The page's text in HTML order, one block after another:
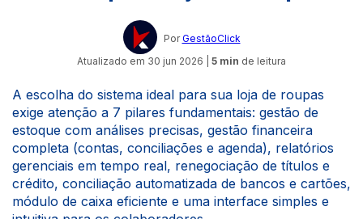
Por GestãoClick
Atualizado em 30 jun 2026 5 min de leitura
A escolha do sistema ideal para sua loja de roupas
exige atenção a 7 pilares fundamentais: gestão de
estoque com análises precisas, gestão financeira
completa (contas, conciliações e agenda), relatórios
gerenciais em tempo real, renegociação de títulos e
crédito, conciliação automatizada de bancos e cartões,
módulo de caixa eficiente e uma interface simples e